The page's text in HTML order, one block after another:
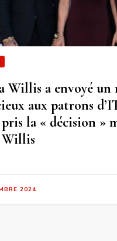
Willis a envoyé un
aux patrons
la « décision »
2024